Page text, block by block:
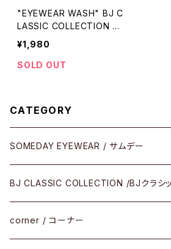
"EYEWEAR WASH" BJ C
LASSIC COLLECTION く
もり止め クリーナー アイウ
ェアウォッシュ
¥1,980
SOLD OUT
CATEGORY
SOMEDAY EYEWEAR / サムデー
メガネ
サングラス
BJ CLASSIC COLLECTION /BJクラシ
CELLULOID（CRAFTSMAN EDITION）
corner / コーナー